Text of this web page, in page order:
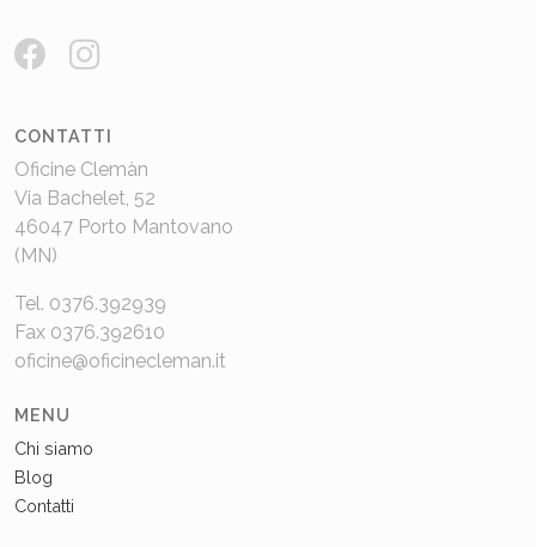
CONTATTI
Oficine Clemàn
Via Bachelet, 52
46047 Porto Mantovano
(MN)
Tel. 0376.392939
Fax 0376.392610
oficine@oficinecleman.it
MENU
Chi siamo
Blog
Contatti